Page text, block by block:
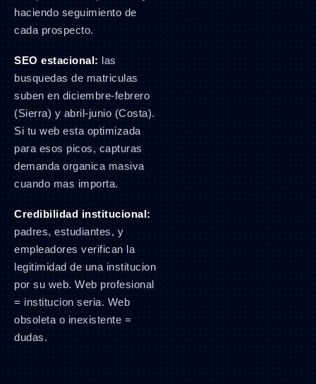
haciendo seguimiento de
cada prospecto.
SEO estacional: las
busquedas de matriculas
suben en diciembre-febrero
(Sierra) y abril-junio (Costa).
Si tu web esta optimizada
para esos picos, capturas
demanda organica masiva
cuando mas importa.
Credibilidad institucional:
padres, estudiantes, y
empleadores verifican la
legitimidad de una institucion
por su web. Web profesional
= institucion seria. Web
obsoleta o inexistente =
dudas.